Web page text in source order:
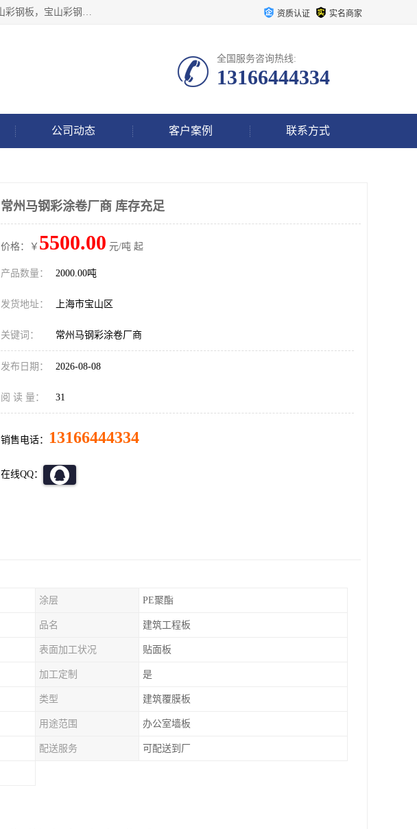
上海轩本实业有限公司于2017年注册地位于上海市宝山区，主要经营产品有：宝山彩钢卷，宝山镀铝锌，宝山彩钢板，宝山彩钢瓦等产品的生产和销售。 资质认证 实名商家
全国服务咨询热线:
13166444334
公司动态 客户案例 联系方式
常州马钢彩涂卷厂商 库存充足
价格：￥ 5500.00 元/吨 起
产品数量： 2000.00吨
发货地址： 上海市宝山区
关键词： 常州马钢彩涂卷厂商
发布日期： 2026-08-08
阅 读 量： 31
销售电话： 13166444334
在线QQ：
涂层 PE聚酯
品名 建筑工程板
表面加工状况 贴面板
加工定制 是
类型 建筑覆膜板
用途范围 办公室墙板
配送服务 可配送到厂